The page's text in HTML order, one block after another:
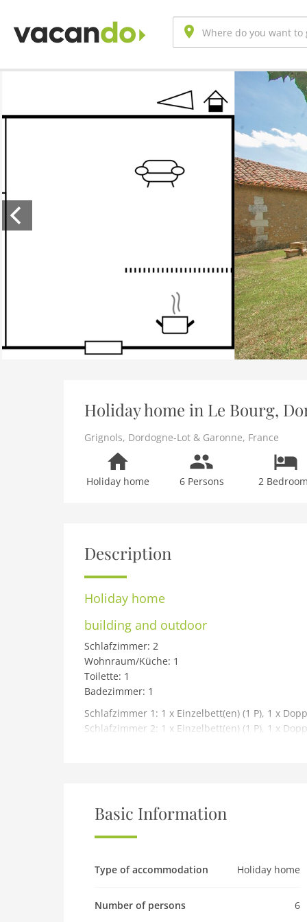
Holiday home in Le Bourg,
Grignols, Dordogne-Lot & Garonne, France
Holiday home 6 Persons 2
Description
Holiday home
building and outdoor
Schlafzimmer: 2
Wohnraum/Küche: 1
Toilette: 1
Badezimmer: 1
Schlafzimmer 1: 1 x Einzelbett(en) (1 P), 1 x
Schlafzimmer 2: 1 x Einzelbett(en) (1 P), 1 x
Baumaterial: Baumaterial: Stein
Heizung: Elektro-Heizung
Gartenmöbel
Parkplatz: Parkplatz i.d. Nähe/kostenlos
Küche: Warm-/Kaltwasser in der Küche
Basic Information
Type of accommodation Holiday home
Number of persons 6